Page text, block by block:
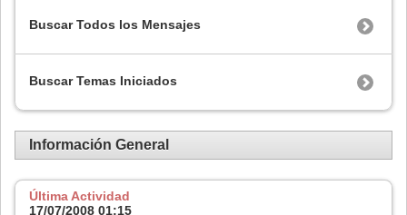
Buscar Todos los Mensajes
Buscar Temas Iniciados
Información General
Última Actividad
17/07/2008 01:15